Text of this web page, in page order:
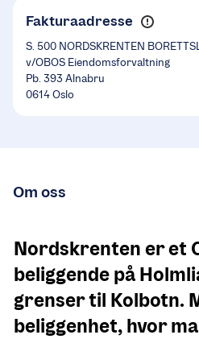
Fakturaadresse
S. 500 NORDSKRENTEN
v/OBOS Eiendomsforvaltning
Pb. 393 Alnabru
0614 Oslo
Om oss
Nordskrenten er et
beliggende på
grenser til Kolbotn.
beliggenhet, hvor